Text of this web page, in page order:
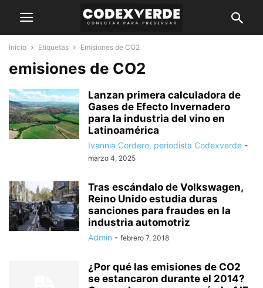
Inicio Etiquetas Emisiones de CO2
emisiones de CO2
Lanzan primera calculadora de
Gases de Efecto Invernadero
para la industria del vino en
Latinoamérica
Ivannia Cordero, periodista Codexverde -
marzo 4, 2025
Tras escándalo de Volkswagen,
Reino Unido estudia duras
sanciones para fraudes en la
industria automotriz
Admin - febrero 7, 2018
¿Por qué las emisiones de CO2
se estancaron durante el 2014?